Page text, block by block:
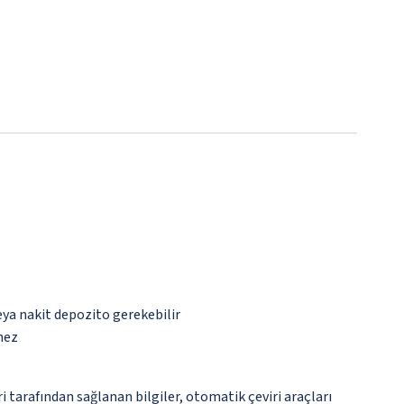
nakit depozito gerekebilir
tarafından sağlanan bilgiler, otomatik çeviri araçları